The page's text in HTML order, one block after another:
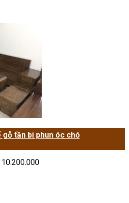
gỗ tần bi phun óc chó
10.200.000